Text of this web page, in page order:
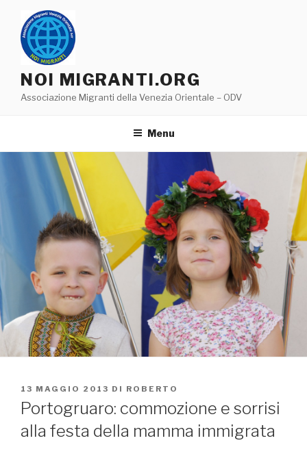
contenuto
NOI MIGRANTI.ORG
Associazione Migranti della Venezia Orientale – ODV
Menu
PUBBLICATO
IL
13 MAGGIO 2013 DI ROBERTO
Portogruaro: commozione e sorrisi
alla festa della mamma immigrata